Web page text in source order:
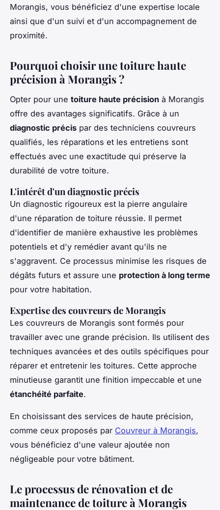
Morangis, vous bénéficiez d'une expertise locale
ainsi que d'un suivi et d'un accompagnement de
proximité.
Pourquoi choisir une toiture haute
précision à Morangis ?
Opter pour une toiture haute précision à Morangis
offre des avantages significatifs. Grâce à un
diagnostic précis par des techniciens couvreurs
qualifiés, les réparations et les entretiens sont
effectués avec une exactitude qui préserve la
durabilité de votre toiture.
L'intérêt d'un diagnostic précis
Un diagnostic rigoureux est la pierre angulaire
d'une réparation de toiture réussie. Il permet
d'identifier de manière exhaustive les problèmes
potentiels et d'y remédier avant qu'ils ne
s'aggravent. Ce processus minimise les risques de
dégâts futurs et assure une protection à long terme
pour votre habitation.
Expertise des couvreurs de Morangis
Les couvreurs de Morangis sont formés pour
travailler avec une grande précision. Ils utilisent des
techniques avancées et des outils spécifiques pour
réparer et entretenir les toitures. Cette approche
minutieuse garantit une finition impeccable et une
étanchéité parfaite.
En choisissant des services de haute précision,
comme ceux proposés par Couvreur à Morangis,
vous bénéficiez d'une valeur ajoutée non
négligeable pour votre bâtiment.
Le processus de rénovation et de
maintenance de toiture à Morangis